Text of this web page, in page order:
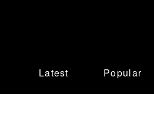
Latest Popular